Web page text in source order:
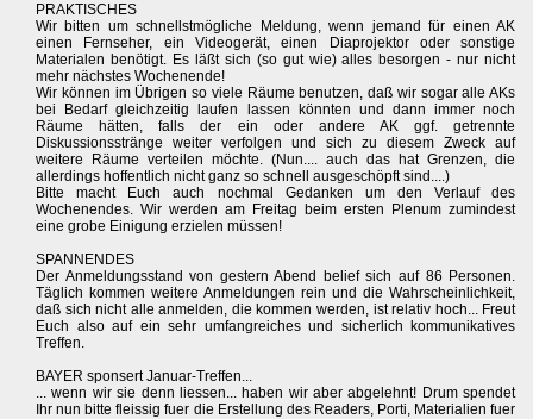
PRAKTISCHES
Wir bitten um schnellstmögliche Meldung, wenn jemand für einen AK
einen Fernseher, ein Videogerät, einen Diaprojektor oder sonstige
Materialen benötigt. Es läßt sich (so gut wie) alles besorgen - nur nicht
mehr nächstes Wochenende!
Wir können im Übrigen so viele Räume benutzen, daß wir sogar alle AKs
bei Bedarf gleichzeitig laufen lassen könnten und dann immer noch
Räume hätten, falls der ein oder andere AK ggf. getrennte
Diskussionsstränge weiter verfolgen und sich zu diesem Zweck auf
weitere Räume verteilen möchte. (Nun.... auch das hat Grenzen, die
allerdings hoffentlich nicht ganz so schnell ausgeschöpft sind....)
Bitte macht Euch auch nochmal Gedanken um den Verlauf des
Wochenendes. Wir werden am Freitag beim ersten Plenum zumindest
eine grobe Einigung erzielen müssen!
SPANNENDES
Der Anmeldungsstand von gestern Abend belief sich auf 86 Personen.
Täglich kommen weitere Anmeldungen rein und die Wahrscheinlichkeit,
daß sich nicht alle anmelden, die kommen werden, ist relativ hoch... Freut
Euch also auf ein sehr umfangreiches und sicherlich kommunikatives
Treffen.
BAYER sponsert Januar-Treffen...
... wenn wir sie denn liessen... haben wir aber abgelehnt! Drum spendet
Ihr nun bitte fleissig fuer die Erstellung des Readers, Porti, Materialien fuer